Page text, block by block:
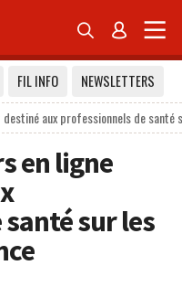
 
FIL INFO
NEWSLETTERS
aux professionnels de
en ligne
sur les